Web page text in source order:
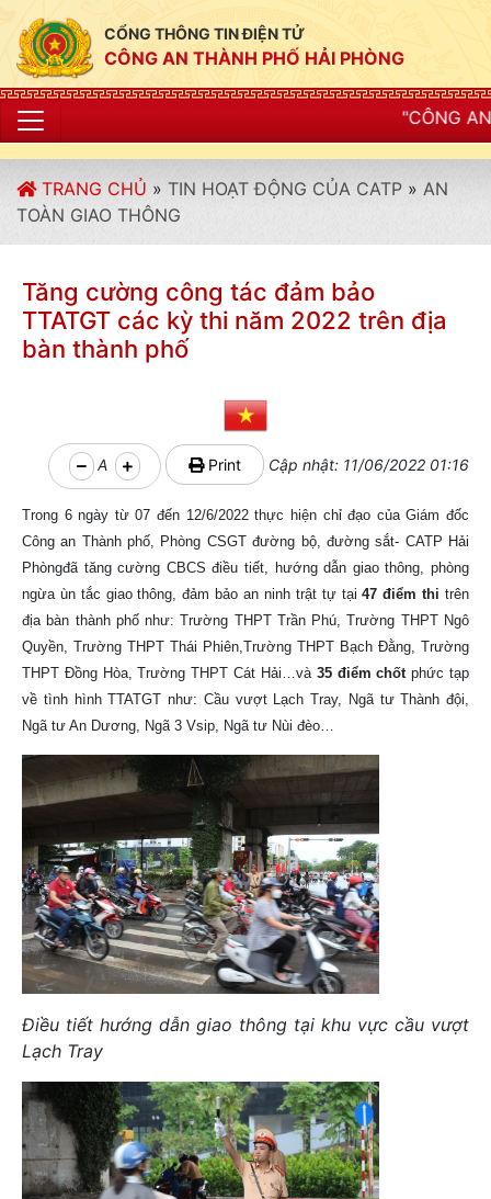
CỔNG THÔNG TIN ĐIỆN TỬ
CÔNG AN THÀNH PHỐ HẢI PHÒNG
"CÔNG AN THÀNH PHỐ
TRANG CHỦ » TIN HOẠT ĐỘNG CỦA CATP » AN
TOÀN GIAO THÔNG
Tăng cường công tác đảm bảo
TTATGT các kỳ thi năm 2022 trên địa
bàn thành phố
A Print Cập nhật: 11/06/2022 01:16
Trong 6 ngày từ 07 đến 12/6/2022 thực hiện chỉ đạo của Giám đốc
Công an Thành phố, Phòng CSGT đường bộ, đường sắt- CATP Hải
Phòngđã tăng cường CBCS điều tiết, hướng dẫn giao thông, phòng
ngừa ùn tắc giao thông, đảm bảo an ninh trật tự tại47 điểm thi trên
địa bàn thành phố như: Trường THPT Trần Phú, Trường THPT Ngô
Quyền, Trường THPT Thái Phiên,Trường THPT Bạch Đằng, Trường
THPT Đồng Hòa, Trường THPT Cát Hải…và 35 điểm chốtphức tạp
về tình hình TTATGT như: Cầu vượt Lạch Tray, Ngã tư Thành đội,
Ngã tư An Dương, Ngã 3 Vsip, Ngã tư Nùi đèo…
Điều tiết hướng dẫn giao thông tại khu vực cầu vượt
Lạch Tray